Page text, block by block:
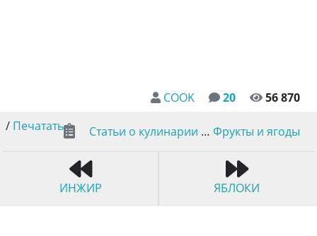
COOK 20
56 870
/ Печатать Статьи о кулинарии … Фрукты и ягоды
ИНЖИР ЯБЛОКИ